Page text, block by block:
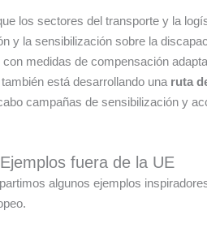
los sectores del transporte y la
y la sensibilización sobre la
con medidas de compensación
está desarrollando una ruta
campañas de sensibilización y
fuera de la UE
algunos ejemplos